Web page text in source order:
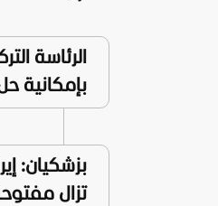
الرئاسة
بإمكانية
بزشكيان:
تزال